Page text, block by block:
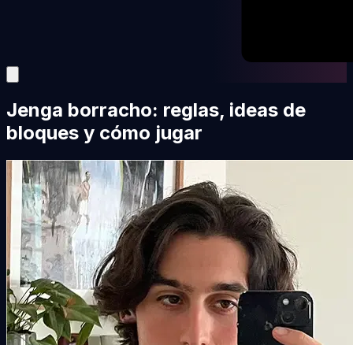
Jenga borracho: reglas, ideas de
bloques y cómo jugar